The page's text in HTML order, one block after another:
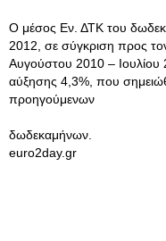
Ο μέσος Εν. ΔΤΚ του
2012, σε σύγκριση προς
Αυγούστου 2010 – Ιουλίου
αύξησης 4,3%, που
προηγούμενων
δωδεκαμήνων.
euro2day.gr